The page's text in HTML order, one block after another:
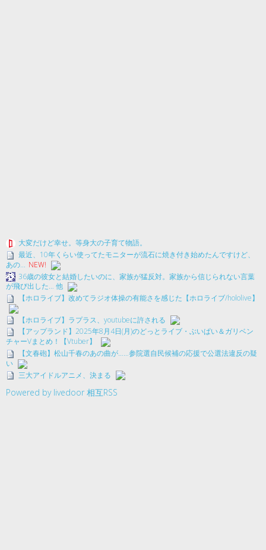
大変だけど幸せ。等身大の子育て物語。
最近、10年くらい使ってたモニターが流石に焼き付き始めたんですけど、
あの... NEW!
36歳の彼女と結婚したいのに、家族が猛反対。家族から信じられない言葉
が飛び出した… 他
【ホロライブ】改めてラジオ体操の有能さを感じた【ホロライブ/hololive】
【ホロライブ】ラプラス、youtubeに許される
【アップランド】2025年8月4日(月)のどっとライブ・ぶいぱい＆ガリベン
チャーVまとめ！【Vtuber】
【文春砲】松山千春のあの曲が……参院選自民候補の応援で公選法違反の疑
い
三大アイドルアニメ、決まる
Powered by livedoor 相互RSS